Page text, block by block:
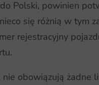
Polski, powinien
się różnią w
rejestracyjny
obowiązują żadne